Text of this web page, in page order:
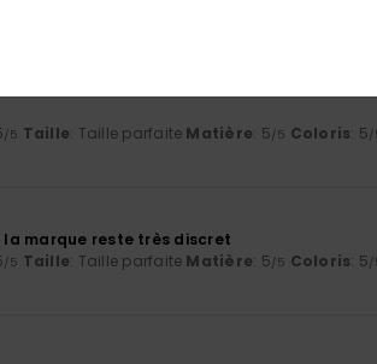
/5 Taille: Taille parfaite Matière: 5/5 Coloris: 5/
marque reste très discret
/5 Taille: Taille parfaite Matière: 5/5 Coloris: 5/